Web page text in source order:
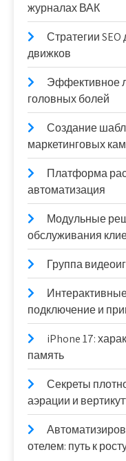
журналах ВАК
Стратегии
движков
Эффективное
головных болей
Создание
маркетинговых
Платформа
автоматизация
Модульные
обслуживания
Группа
подключение и
iPhone 17:
память
Секреты
аэрации и
отелем: путь к